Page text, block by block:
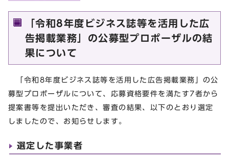
「令和8年度ビジネス誌等を活用した広
告掲載業務」の公募型プロポーザルの結
果について
「令和8年度ビジネス誌等を活用した広告掲載業務」の公
募型プロポーザルについて、応募資格要件を満たす7者から
提案書等を提出いただき、審査の結果、以下のとおり選定
しましたので、お知らせします。
選定した事業者